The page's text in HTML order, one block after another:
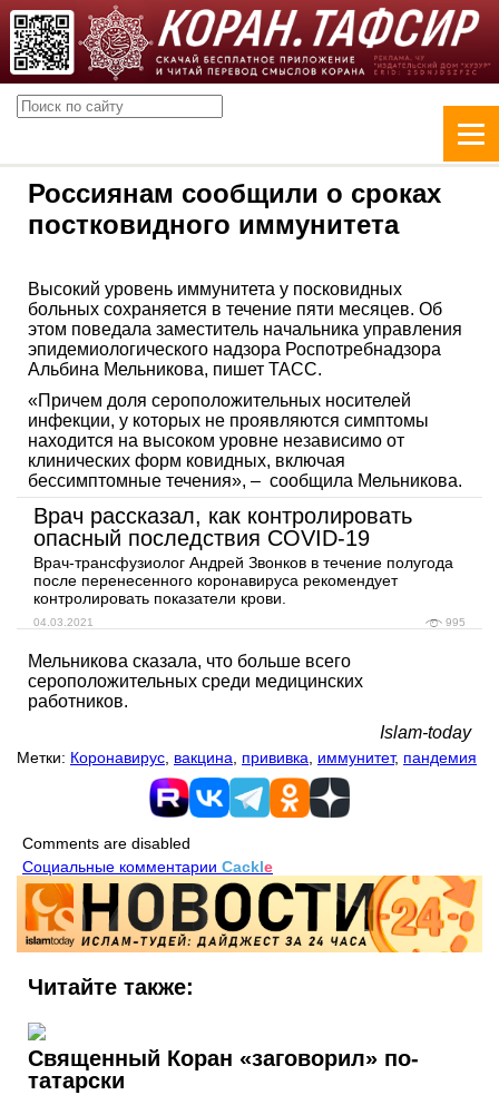
Россиянам сообщили о сроках
постковидного иммунитета
Высокий уровень иммунитета у посковидных
больных сохраняется в течение пяти месяцев. Об
этом поведала заместитель начальника управления
эпидемиологического надзора Роспотребнадзора
Альбина Мельникова, пишет ТАСС.
«Причем доля сероположительных носителей
инфекции, у которых не проявляются симптомы
находится на высоком уровне независимо от
клинических форм ковидных, включая
бессимптомные течения», – сообщила Мельникова.
Врач рассказал, как контролировать
опасный последствия COVID-19
Врач-трансфузиолог Андрей Звонков в течение полугода
после перенесенного коронавируса рекомендует
контролировать показатели крови.
04.03.2021 995
Мельникова сказала, что больше всего
сероположительных среди медицинских
работников.
Islam-today
Метки: Коронавирус вакцина прививка иммунитет, пандемия
Comments are disabled
Социальные комментарии Cackle
Читайте также:
Священный Коран «заговорил» по-
татарски